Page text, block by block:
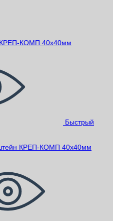
Быстрый